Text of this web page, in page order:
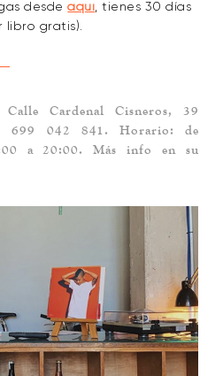
desdeaquí , tienes 30 días
libro gratis).
Cardenal Cisneros, 39
699 042 841. Horario: de
a 20:00. Más info en su